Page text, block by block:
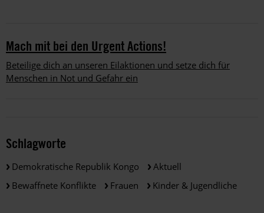
Mach mit bei den Urgent Actions!
Beteilige dich an unseren Eilaktionen und setze dich für
Menschen in Not und Gefahr ein
Schlagworte
Demokratische Republik Kongo
Aktuell
Bewaffnete Konflikte
Frauen Kinder & Jugendliche